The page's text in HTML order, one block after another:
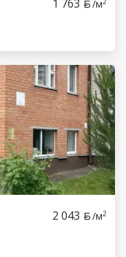
1 763 /м
2 043 /м2